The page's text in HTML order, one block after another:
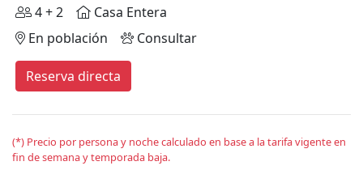
4 + 2
Casa Entera
En población
Consultar
Reserva directa
(*) Precio por persona y noche calculado en base a la tarifa vigente en
fin de semana y temporada baja.